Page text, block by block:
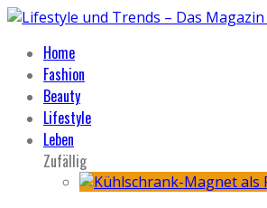
Home
Fashion
Beauty
Lifestyle
Leben
Zufällig